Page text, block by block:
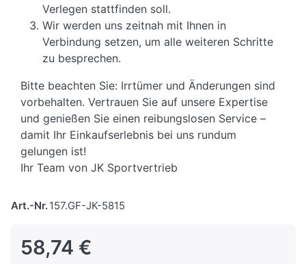
Verlegen stattfinden soll.
Wir werden uns zeitnah mit Ihnen in
Verbindung setzen, um alle weiteren Schritte
zu besprechen.
Bitte beachten Sie: Irrtümer und Änderungen sind
vorbehalten. Vertrauen Sie auf unsere Expertise
und genießen Sie einen reibungslosen Service –
damit Ihr Einkaufserlebnis bei uns rundum
gelungen ist!
Ihr Team von JK Sportvertrieb
Art.-Nr.157.GF-JK-5815
58,74 €